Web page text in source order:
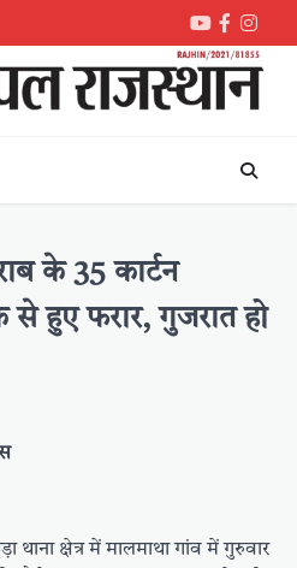
Youtube
के 35 कार्टन
से हुए फरार, गुजरात हो
थाना क्षेत्र में मालमाथा गांव में गुरुवार